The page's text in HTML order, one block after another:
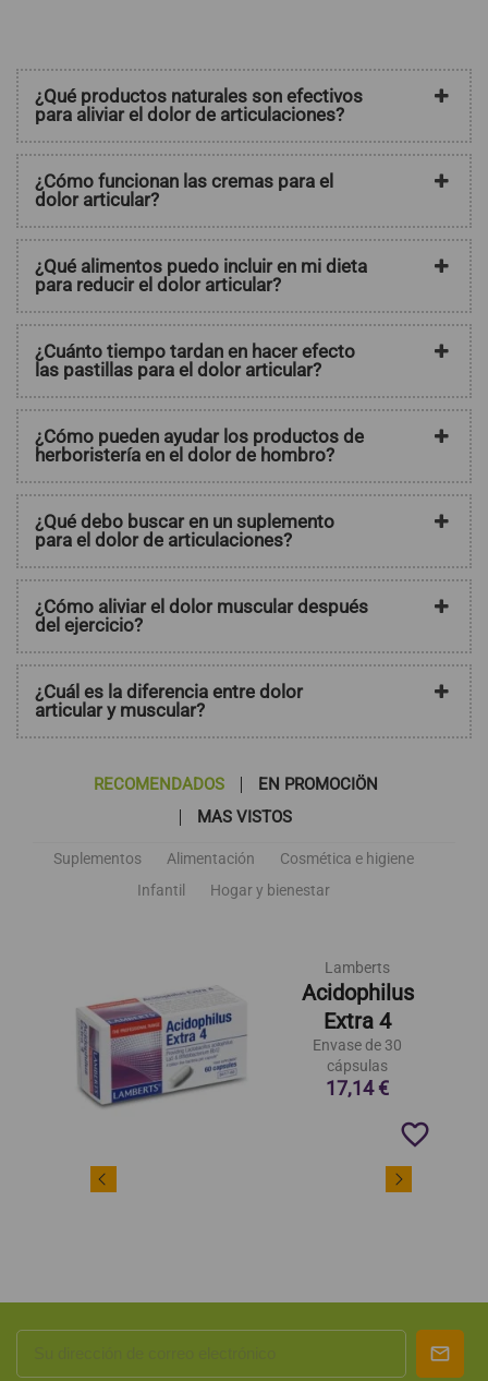
¿Qué productos naturales son efectivos
para aliviar el dolor de articulaciones?
¿Cómo funcionan las cremas para el
dolor articular?
¿Qué alimentos puedo incluir en mi dieta
para reducir el dolor articular?
¿Cuánto tiempo tardan en hacer efecto
las pastillas para el dolor articular?
¿Cómo pueden ayudar los productos de
herboristería en el dolor de hombro?
¿Qué debo buscar en un suplemento
para el dolor de articulaciones?
¿Cómo aliviar el dolor muscular después
del ejercicio?
¿Cuál es la diferencia entre dolor
articular y muscular?
RECOMENDADOS
EN PROMOCIÖN
MAS VISTOS
Suplementos Alimentación
Cosmética e higiene
Infantil
Hogar y bienestar
Lamberts
Acidophilus
Extra 4
Envase de 30
cápsulas
17,14 €
favorite_border